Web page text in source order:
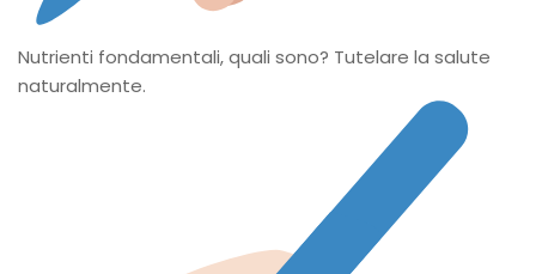
Nutrienti fondamentali, quali sono? Tutelare la salute
naturalmente.